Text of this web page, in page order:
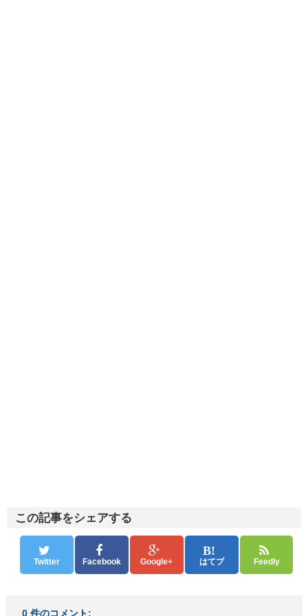
この記事をシェアする
Twitter Facebook Google+ はてブ Feedly
0 件のコメント: